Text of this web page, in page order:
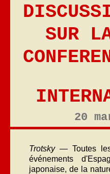
SUR
20
Trotsky— Toutes les
événements
japonaise, de la